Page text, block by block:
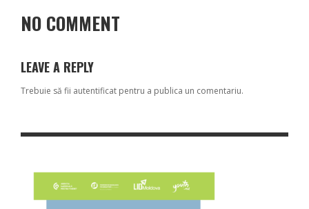
NO COMMENT
LEAVE A REPLY
Trebuie să fii autentificat pentru a publica un comentariu.